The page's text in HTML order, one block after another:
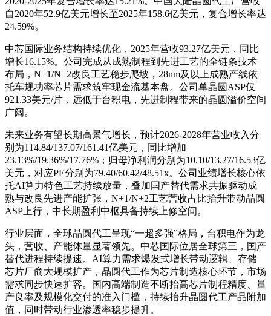
自2020年52.9亿美元增长至2025年158.6亿美元，复合增长率达
24.59%。
中芯国际业务结构持续优化，2025年营收93.27亿美元，同比
增长16.15%。公司完成从成熟制程到先进工艺的全链条技术
布局，N+1/N+2改良工艺稳步爬坡，28nm及以上成熟产线依
托车规功率芯片需求筑牢现金流基本盘。公司单晶圆ASP仅
921.33美元/片，远低于台积电，先进制程带来的晶圆溢价空间
广阔。
未来业务有望长期高景气增长，预计2026-2028年营业收入分
别为114.84/137.07/161.41亿美元，同比增加
23.13%/19.36%/17.76%；归母净利润分别为10.10/13.27/16.53亿
美元，对应PE分别为79.40/60.42/48.51x。公司业绩增长核心依
托AI算力特色工艺持续放量，叠加国产替代需求共振驱动成
熟与改良先进产能扩张，N+1/N+2工艺营收占比抬升带动晶圆
ASP上行，中长期盈利中枢具备持续上修空间。
行业层面，全球晶圆代工呈现“一超多强”格局，台积电作为龙
头，营收、产能体量显著领先。中芯国际位居全球第三，国产
替代进程持续提速。AI算力需求爆发式增长带动逻辑、存储
芯片厂商大规模扩产，晶圆代工作为芯片制造核心环节，市场
需求同步快速扩容。国内高端制造不断抬高芯片制程精度、量
产良率及规模化交付的准入门槛，持续抬升晶圆代工产品附加
值，同时带动行业渗透率稳步提升。